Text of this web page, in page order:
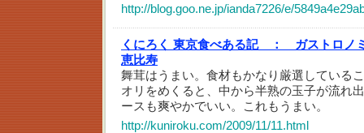
http://blog.goo.ne.jp/ianda7226/e/
くにろく 東京食べある記 ：
ガストロノ
恵比寿
舞茸はうまい。食材もかなり厳選している
オリをめくると、中から半熟の玉子が流れ
ースも爽やかでいい。これもうまい。
http://kuniroku.com/2009/11/11.html